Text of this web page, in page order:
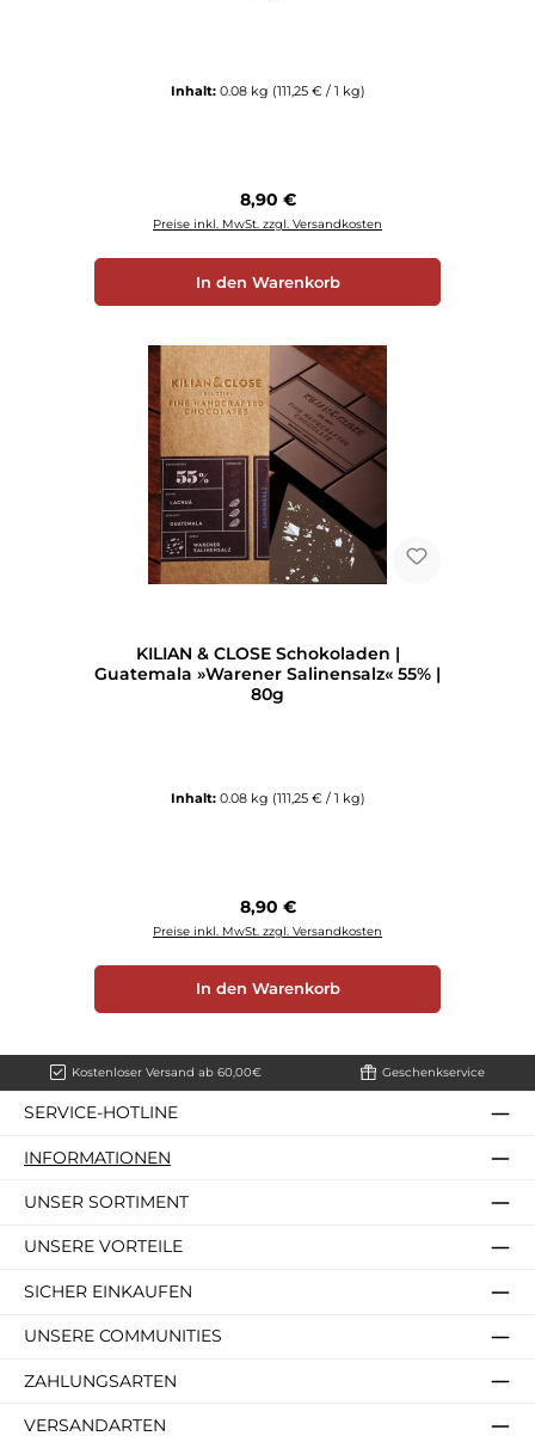
Inhalt: 0.08 kg (111,25 € / 1 kg)
Regulärer Preis:
8,90 €
Preise inkl. MwSt. zzgl. Versandkosten
In den Warenkorb
KILIAN & CLOSE Schokoladen |
Guatemala »Warener Salinensalz« 55% |
80g
Inhalt: 0.08 kg (111,25 € / 1 kg)
Regulärer Preis:
8,90 €
Preise inkl. MwSt. zzgl. Versandkosten
In den Warenkorb
Kostenloser Versand ab 60,00€ Geschenkservice
SERVICE-HOTLINE
INFORMATIONEN
UNSER SORTIMENT
UNSERE VORTEILE
SICHER EINKAUFEN
UNSERE COMMUNITIES
ZAHLUNGSARTEN
VERSANDARTEN